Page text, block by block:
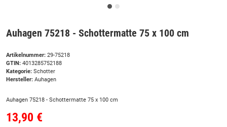
Auhagen 75218 - Schottermatte 75 x 100 cm
Artikelnummer: 29-75218
GTIN: 4013285752188
Kategorie: Schotter
Hersteller: Auhagen
Auhagen 75218 - Schottermatte 75 x 100 cm
13,90 €